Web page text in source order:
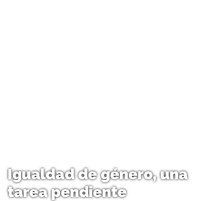
Igualdad de género, una
tarea pendiente